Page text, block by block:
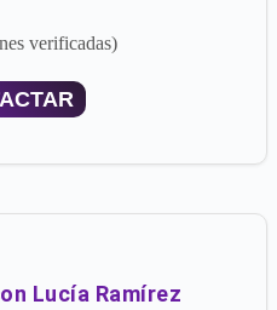
verificadas)
Lucía Ramírez